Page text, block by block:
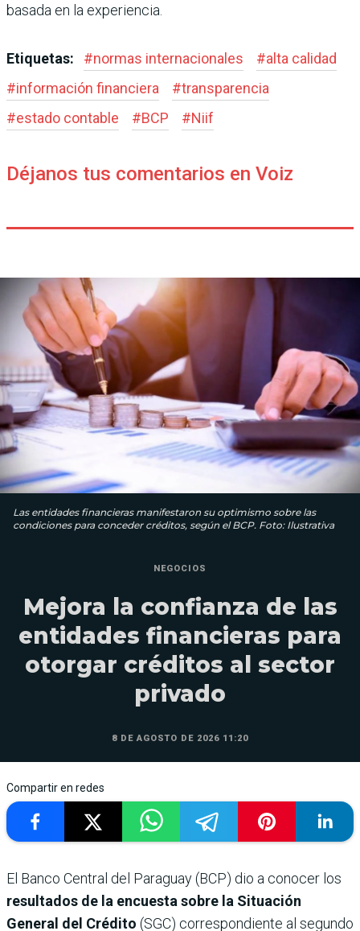
basada en la experiencia.
Etiquetas: #normas internacionales #alta calidad
#información financiera #transparencia
#estado contable #BCP #Niif
Déjanos tus comentarios en Voiz
Las entidades financieras manifestaron su optimismo sobre las
condiciones para conceder créditos, según el BCP. Foto: Ilustrativa
NEGOCIOS
Mejora la confianza de las
entidades financieras para
otorgar créditos al sector
privado
8 DE AGOSTO DE 2026 11:20
Compartir en redes
El Banco Central del Paraguay (BCP) dio a conocer los
resultados de la encuesta sobre la Situación
General del Crédito (SGC) correspondiente al segundo